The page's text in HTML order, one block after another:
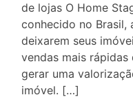
de lojas O Home
conhecido no Brasil,
deixarem seus
vendas mais
gerar uma
imóvel. […]